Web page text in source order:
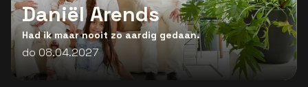
Daniël Arends
Had ik maar nooit zo aardig gedaan.
do 08.04.2027